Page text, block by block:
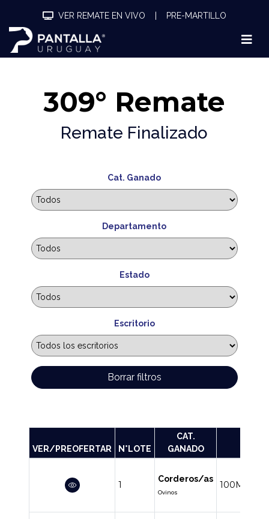
VER REMATE EN VIVO PRE-MARTILLO
309° Remate
Remate Finalizado
Cat. Ganado
Departamento
Estado
Escritorio
Borrar filtros
VER/PREOFERTAR N°LOTE
CAT.
GANADO
1
Corderos/as
Ovinos